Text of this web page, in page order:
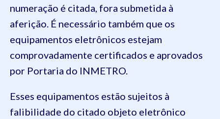
numeração é citada, fora submetida à
aferição. É necessário também que os
equipamentos eletrônicos estejam
comprovadamente certificados e aprovados
por Portaria do INMETRO.
Esses equipamentos estão sujeitos à
falibilidade do citado objeto eletrônico